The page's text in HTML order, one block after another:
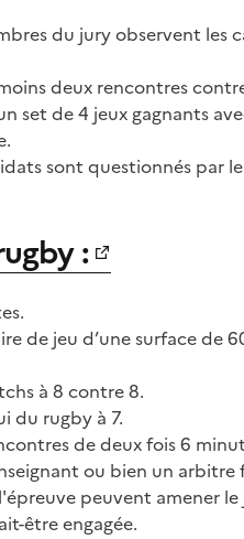
du jury observent les
deux rencontres
set de 4 jeux gagnants
sont questionnés par
:
de jeu d’une surface de
à 8 contre 8.
du rugby à 7.
de deux fois 6
ou bien un arbitre
peuvent amener
être engagée.